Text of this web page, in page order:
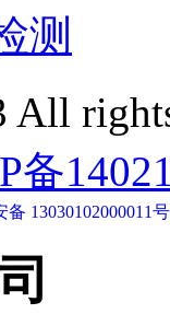
备
备 13030102000011号